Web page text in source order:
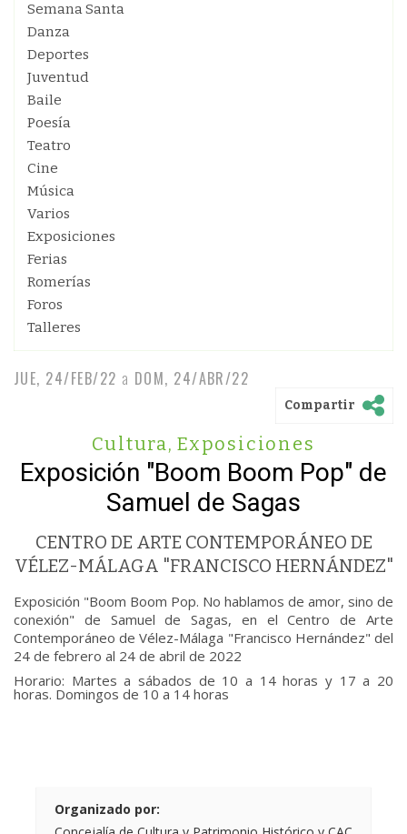
Semana Santa
Danza
Deportes
Juventud
Baile
Poesía
Teatro
Cine
Música
Varios
Exposiciones
Ferias
Romerías
Foros
Talleres
JUE, 24/FEB/22 a DOM, 24/ABR/22
Compartir
Cultura, Exposiciones
Exposición "Boom Boom Pop" de
Samuel de Sagas
CENTRO DE ARTE CONTEMPORÁNEO DE
VÉLEZ-MÁLAGA "FRANCISCO HERNÁNDEZ"
Exposición "Boom Boom Pop. No hablamos de amor, sino de
conexión" de Samuel de Sagas, en el Centro de Arte
Contemporáneo de Vélez-Málaga "Francisco Hernández" del
24 de febrero al 24 de abril de 2022
Horario: Martes a sábados de 10 a 14 horas y 17 a 20
horas. Domingos de 10 a 14 horas
Organizado por: